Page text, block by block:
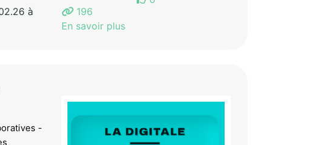
à
196
En savoir plus
-